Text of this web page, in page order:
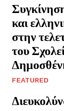
και
στην
του
FEATURED